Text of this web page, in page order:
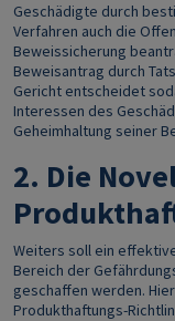
Geschädigte durch
Verfahren auch die
Beweissicherung
Beweisantrag durch
Gericht entscheidet
Interessen des
Geheimhaltung seiner
2. Die
Weiters soll ein
Bereich der
geschaffen werden.
Produkthaftungs-